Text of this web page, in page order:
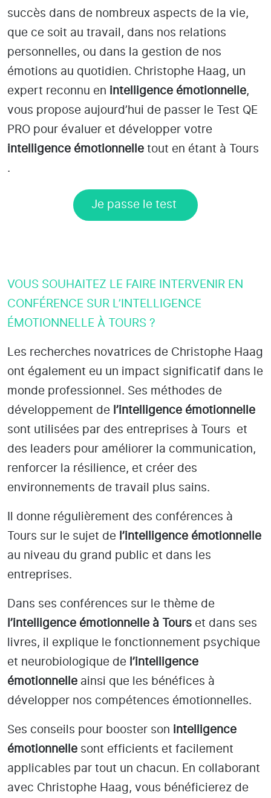
succès dans de nombreux aspects de la vie,
que ce soit au travail, dans nos relations
personnelles, ou dans la gestion de nos
émotions au quotidien. Christophe Haag, un
expert reconnu en intelligence émotionnelle,
vous propose aujourd’hui de passer le Test QE
PRO pour évaluer et développer votre
intelligence émotionnelle tout en étant à Tours
.
Je passe le test
VOUS SOUHAITEZ LE FAIRE INTERVENIR EN
CONFÉRENCE SUR L’INTELLIGENCE
ÉMOTIONNELLE À TOURS ?
Les recherches novatrices de Christophe Haag
ont également eu un impact significatif dans le
monde professionnel. Ses méthodes de
développement de l’intelligence émotionnelle
sont utilisées par des entreprises à Tours
et
des leaders pour améliorer la communication,
renforcer la résilience, et créer des
environnements de travail plus sains.
Il donne régulièrement des conférences à
Tours sur le sujet de l’intelligence émotionnelle
au niveau du grand public et dans les
entreprises.
Dans ses conférences sur le thème de
l’intelligence émotionnelle à Tours et dans ses
livres, il explique le fonctionnement psychique
et neurobiologique de l’intelligence
émotionnelle ainsi que les bénéfices à
développer nos compétences émotionnelles.
Ses conseils pour booster son intelligence
émotionnelle sont efficients et facilement
applicables par tout un chacun. En collaborant
avec Christophe Haag, vous bénéficierez de